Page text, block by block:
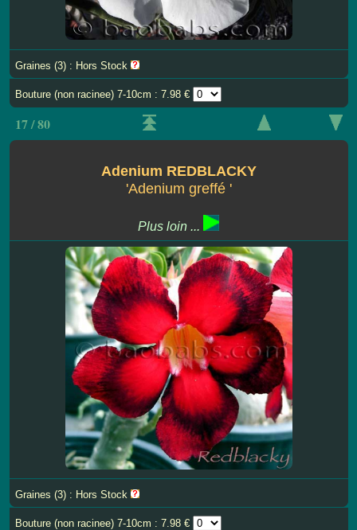
Graines (3) : Hors Stock
Bouture (non racinee) 7-10cm : 7.98 €
17 / 80
Adenium REDBLACKY
'Adenium greffé '
Plus loin ...
Graines (3) : Hors Stock
Bouture (non racinee) 7-10cm : 7.98 €